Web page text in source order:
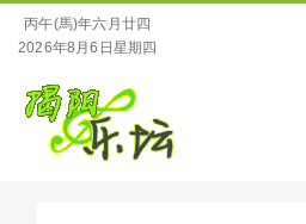
丙午(馬)年六月廿四
2026年8月6日星期四